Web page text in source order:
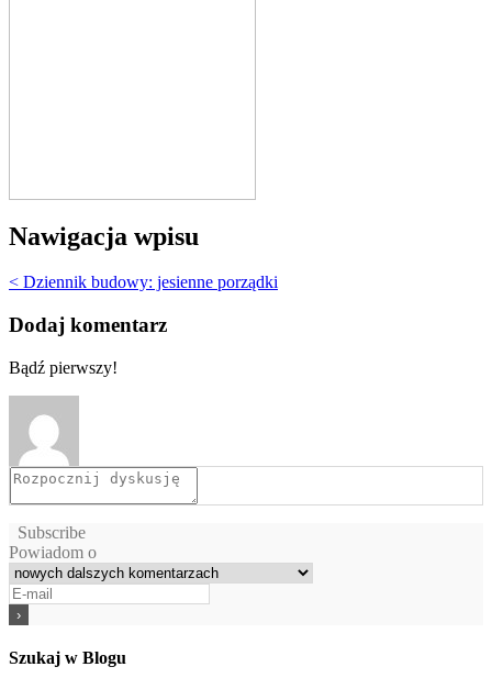
Nawigacja wpisu
< Dziennik budowy: jesienne porządki
Dodaj komentarz
Bądź pierwszy!
Subscribe
Powiadom o
Szukaj w Blogu